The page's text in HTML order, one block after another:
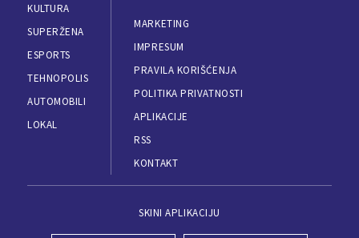
KULTURA
SUPERŽENA
ESPORTS
TEHNOPOLIS
AUTOMOBILI
LOKAL
MARKETING
IMPRESUM
PRAVILA KORIŠĆENJA
POLITIKA PRIVATNOSTI
APLIKACIJE
RSS
KONTAKT
SKINI APLIKACIJU